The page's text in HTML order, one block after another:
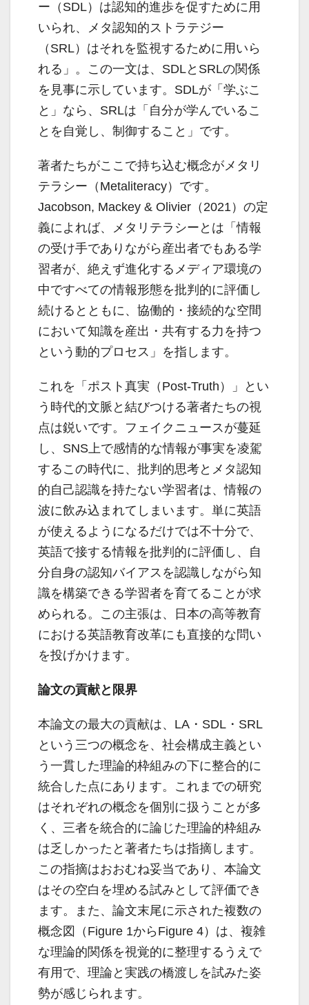
ー（SDL）は認知的進歩を促すために用
いられ、メタ認知的ストラテジー
（SRL）はそれを監視するために用いら
れる」。この一文は、SDLとSRLの関係
を見事に示しています。SDLが「学ぶこ
と」なら、SRLは「自分が学んでいるこ
とを自覚し、制御すること」です。
著者たちがここで持ち込む概念がメタリ
テラシー（Metaliteracy）です。
Jacobson, Mackey & Olivier（2021）の定
義によれば、メタリテラシーとは「情報
の受け手でありながら産出者でもある学
習者が、絶えず進化するメディア環境の
中ですべての情報形態を批判的に評価し
続けるとともに、協働的・接続的な空間
において知識を産出・共有する力を持つ
という動的プロセス」を指します。
これを「ポスト真実（Post-Truth）」とい
う時代的文脈と結びつける著者たちの視
点は鋭いです。フェイクニュースが蔓延
し、SNS上で感情的な情報が事実を凌駕
するこの時代に、批判的思考とメタ認知
的自己認識を持たない学習者は、情報の
波に飲み込まれてしまいます。単に英語
が使えるようになるだけでは不十分で、
英語で接する情報を批判的に評価し、自
分自身の認知バイアスを認識しながら知
識を構築できる学習者を育てることが求
められる。この主張は、日本の高等教育
における英語教育改革にも直接的な問い
を投げかけます。
論文の貢献と限界
本論文の最大の貢献は、LA・SDL・SRL
という三つの概念を、社会構成主義とい
う一貫した理論的枠組みの下に整合的に
統合した点にあります。これまでの研究
はそれぞれの概念を個別に扱うことが多
く、三者を統合的に論じた理論的枠組み
は乏しかったと著者たちは指摘します。
この指摘はおおむね妥当であり、本論文
はその空白を埋める試みとして評価でき
ます。また、論文末尾に示された複数の
概念図（Figure 1からFigure 4）は、複雑
な理論的関係を視覚的に整理するうえで
有用で、理論と実践の橋渡しを試みた姿
勢が感じられます。